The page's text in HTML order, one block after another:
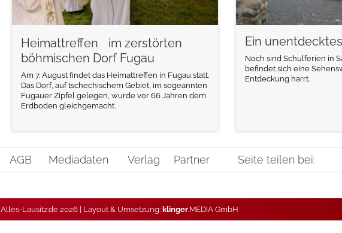
Heimattreffen im zerstörten
böhmischen Dorf Fugau
Am 7. August findet das Heimattreffen in Fugau statt.
Das Dorf, auf tschechischem Gebiet, im sogeannten
Fugauer Zipfel gelegen, wurde vor 66 Jahren dem
Erdboden gleichgemacht.
Ein
Noch sind Schulferien in
befindet sich eine
Entdeckung harrt.
AGB Mediadaten Verlag Partner Seite teilen bei:
Lausitz.de 2026 | Layout & Umsetzung: klinger.MEDIA GmbH